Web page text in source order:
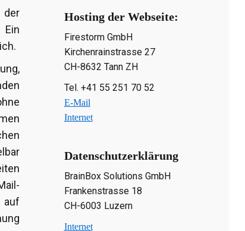
der
Hosting der Webseite:
Firestorm GmbH
Kirchenrainstrasse 27
CH-8632 Tann ZH
Tel. +41 55 251 70 52
E-Mail
Internet
Datenschutzerklärung
BrainBox Solutions GmbH
Frankenstrasse 18
CH-6003 Luzern
Internet